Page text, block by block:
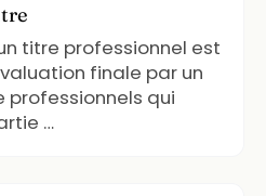
titre professionnel est
finale par un
professionnels qui
…